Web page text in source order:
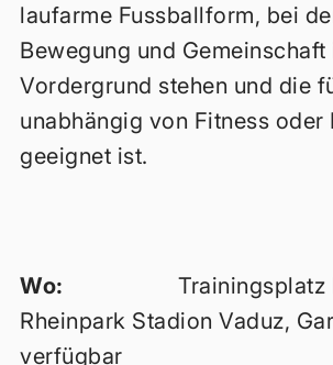
laufarme Fussballform, bei
Bewegung und Gemeinschaft
Vordergrund stehen und die
unabhängig von Fitness oder
geeignet ist.
Wo: Trainingsplatz
Rheinpark Stadion Vaduz,
verfügbar